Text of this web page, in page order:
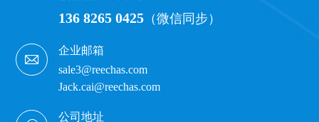
136 8265 0425 （微信同步）
企业邮箱
sale3@reechas.com
Jack.cai@reechas.com
公司地址